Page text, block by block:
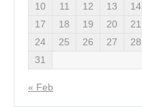
10
11 12 13 14
17
18 19 20 21
24
25 26 27 28
31
« Feb